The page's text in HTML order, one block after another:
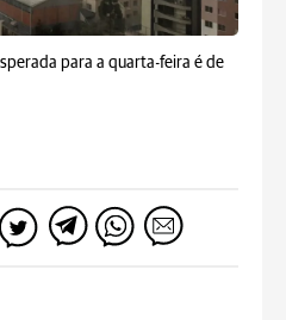
para a quarta-feira é de